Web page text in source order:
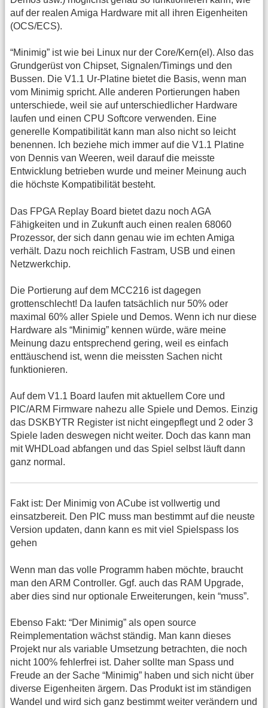
auf der realen Amiga Hardware mit all ihren Eigenheiten
(OCS/ECS).
“Minimig” ist wie bei Linux nur der Core/Kern(el). Also das
Grundgerüst von Chipset, Signalen/Timings und den
Bussen. Die V1.1 Ur-Platine bietet die Basis, wenn man
vom Minimig spricht. Alle anderen Portierungen haben
unterschiede, weil sie auf unterschiedlicher Hardware
laufen und einen CPU Softcore verwenden. Eine
generelle Kompatibilität kann man also nicht so leicht
benennen. Ich beziehe mich immer auf die V1.1 Platine
von Dennis van Weeren, weil darauf die meisste
Entwicklung betrieben wurde und meiner Meinung auch
die höchste Kompatibilität besteht.
Das FPGA Replay Board bietet dazu noch AGA
Fähigkeiten und in Zukunft auch einen realen 68060
Prozessor, der sich dann genau wie im echten Amiga
verhält. Dazu noch reichlich Fastram, USB und einen
Netzwerkchip.
Die Portierung auf dem MCC216 ist dagegen
grottenschlecht! Da laufen tatsächlich nur 50% oder
maximal 60% aller Spiele und Demos. Wenn ich nur diese
Hardware als “Minimig” kennen würde, wäre meine
Meinung dazu entsprechend gering, weil es einfach
enttäuschend ist, wenn die meissten Sachen nicht
funktionieren.
Auf dem V1.1 Board laufen mit aktuellem Core und
PIC/ARM Firmware nahezu alle Spiele und Demos. Einzig
das DSKBYTR Register ist nicht eingepflegt und 2 oder 3
Spiele laden deswegen nicht weiter. Doch das kann man
mit WHDLoad abfangen und das Spiel selbst läuft dann
ganz normal.
Fakt ist: Der Minimig von ACube ist vollwertig und
einsatzbereit. Den PIC muss man bestimmt auf die neuste
Version updaten, dann kann es mit viel Spielspass los
gehen
Wenn man das volle Programm haben möchte, braucht
man den ARM Controller. Ggf. auch das RAM Upgrade,
aber dies sind nur optionale Erweiterungen, kein “muss”.
Ebenso Fakt: “Der Minimig” als open source
Reimplementation wächst ständig. Man kann dieses
Projekt nur als variable Umsetzung betrachten, die noch
nicht 100% fehlerfrei ist. Daher sollte man Spass und
Freude an der Sache “Minimig” haben und sich nicht über
diverse Eigenheiten ärgern. Das Produkt ist im ständigen
Wandel und wird sich ganz bestimmt weiter verändern und